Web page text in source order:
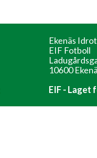
Ekenäs
EIF Fotboll
10600
EIF - Laget